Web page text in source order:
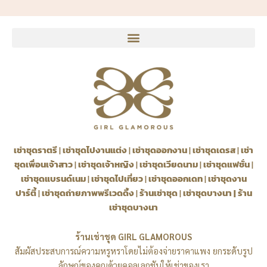
เช่าชุดราตรี|เช่าชุดไปงานแต่ง|เช่าชุดออกงาน|เช่าชุดเดรส|เช่า
ชุดเพื่อนเจ้าสาว|เช่าชุดเจ้าหญิง|เช่าชุดเวียดนาม|เช่าชุดแฟชั่น|
เช่าชุดแบรนด์เนม|เช่าชุดไปเที่ยว|เช่าชุดออกเดท|เช่าชุดงาน
ปาร์ตี้|เช่าชุดถ่ายภาพพรีเวดดิ้ง|ร้านเช่าชุด|เช่าชุดบางนา|ร้าน
เช่าชุดบางนา
ร้านเช่าชุด GIRL GLAMOROUS
สัมผัสประสบการณ์ความหรูหราโดยไม่ต้องจ่ายราคาแพง ยกระดับรูป